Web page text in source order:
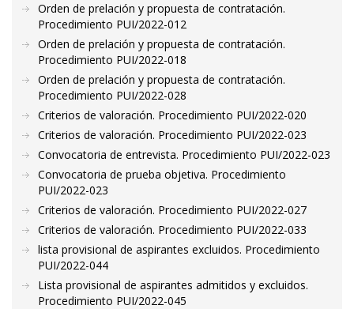
Orden de prelación y propuesta de contratación.
Procedimiento PUI/2022-012
Orden de prelación y propuesta de contratación.
Procedimiento PUI/2022-018
Orden de prelación y propuesta de contratación.
Procedimiento PUI/2022-028
Criterios de valoración. Procedimiento PUI/2022-020
Criterios de valoración. Procedimiento PUI/2022-023
Convocatoria de entrevista. Procedimiento PUI/2022-023
Convocatoria de prueba objetiva. Procedimiento
PUI/2022-023
Criterios de valoración. Procedimiento PUI/2022-027
Criterios de valoración. Procedimiento PUI/2022-033
lista provisional de aspirantes excluidos. Procedimiento
PUI/2022-044
Lista provisional de aspirantes admitidos y excluidos.
Procedimiento PUI/2022-045